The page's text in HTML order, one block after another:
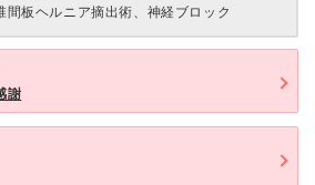
間板ヘルニア摘出術、神経ブロック
謝